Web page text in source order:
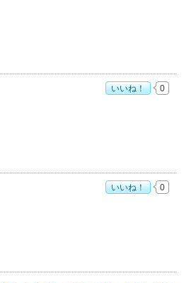
いいね！ 0
いいね！ 0